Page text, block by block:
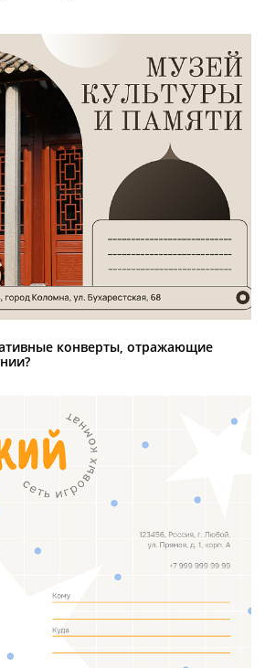
конверты, отражающие